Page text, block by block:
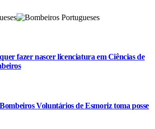
fazer nascer licenciatura em Ciências de
Voluntários de Esmoriz toma posse